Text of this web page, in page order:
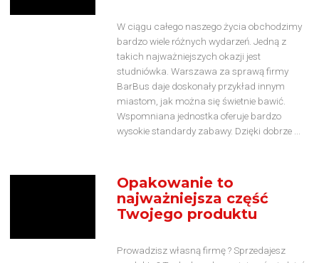
W ciągu całego naszego życia obchodzimy
bardzo wiele różnych wydarzeń. Jedną z
takich najważniejszych okazji jest
studniówka. Warszawa za sprawą firmy
BarBus daje doskonały przykład innym
miastom, jak można się świetnie bawić.
Wspomniana jednostka oferuje bardzo
wysokie standardy zabawy. Dzięki dobrze ...
Opakowanie to
najważniejsza część
Twojego produktu
Prowadzisz własną firmę ? Sprzedajesz